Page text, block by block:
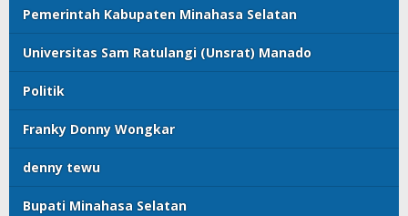
Pemerintah Kabupaten Minahasa Selatan
Universitas Sam Ratulangi (Unsrat) Manado
Politik
Franky Donny Wongkar
denny tewu
Bupati Minahasa Selatan